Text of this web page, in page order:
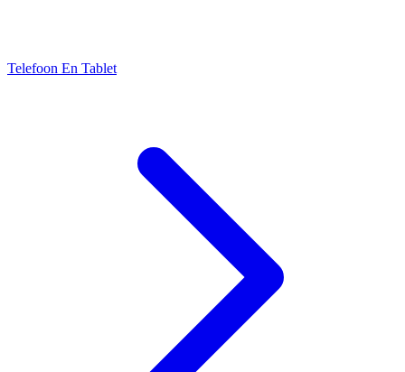
Telefoon En Tablet